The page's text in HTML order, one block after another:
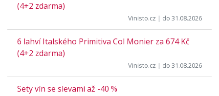
(4+2 zdarma)
Vinisto.cz | do 31.08.2026
6 lahví Italského Primitiva Col Monier za 674 Kč
(4+2 zdarma)
Vinisto.cz | do 31.08.2026
Sety vín se slevami až -40 %